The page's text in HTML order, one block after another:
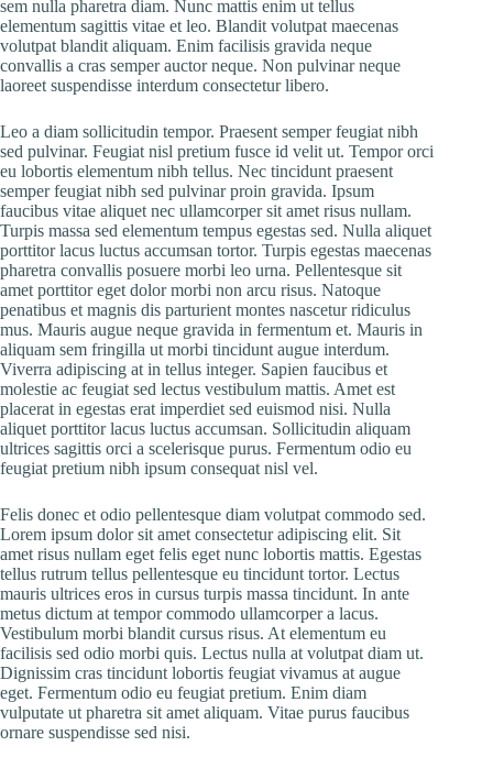
sem nulla pharetra diam. Nunc mattis enim ut tellus
elementum sagittis vitae et leo. Blandit volutpat maecenas
volutpat blandit aliquam. Enim facilisis gravida neque
convallis a cras semper auctor neque. Non pulvinar neque
laoreet suspendisse interdum consectetur libero.
Leo a diam sollicitudin tempor. Praesent semper feugiat nibh
sed pulvinar. Feugiat nisl pretium fusce id velit ut. Tempor orci
eu lobortis elementum nibh tellus. Nec tincidunt praesent
semper feugiat nibh sed pulvinar proin gravida. Ipsum
faucibus vitae aliquet nec ullamcorper sit amet risus nullam.
Turpis massa sed elementum tempus egestas sed. Nulla aliquet
porttitor lacus luctus accumsan tortor. Turpis egestas maecenas
pharetra convallis posuere morbi leo urna. Pellentesque sit
amet porttitor eget dolor morbi non arcu risus. Natoque
penatibus et magnis dis parturient montes nascetur ridiculus
mus. Mauris augue neque gravida in fermentum et. Mauris in
aliquam sem fringilla ut morbi tincidunt augue interdum.
Viverra adipiscing at in tellus integer. Sapien faucibus et
molestie ac feugiat sed lectus vestibulum mattis. Amet est
placerat in egestas erat imperdiet sed euismod nisi. Nulla
aliquet porttitor lacus luctus accumsan. Sollicitudin aliquam
ultrices sagittis orci a scelerisque purus. Fermentum odio eu
feugiat pretium nibh ipsum consequat nisl vel.
Felis donec et odio pellentesque diam volutpat commodo sed.
Lorem ipsum dolor sit amet consectetur adipiscing elit. Sit
amet risus nullam eget felis eget nunc lobortis mattis. Egestas
tellus rutrum tellus pellentesque eu tincidunt tortor. Lectus
mauris ultrices eros in cursus turpis massa tincidunt. In ante
metus dictum at tempor commodo ullamcorper a lacus.
Vestibulum morbi blandit cursus risus. At elementum eu
facilisis sed odio morbi quis. Lectus nulla at volutpat diam ut.
Dignissim cras tincidunt lobortis feugiat vivamus at augue
eget. Fermentum odio eu feugiat pretium. Enim diam
vulputate ut pharetra sit amet aliquam. Vitae purus faucibus
ornare suspendisse sed nisi.